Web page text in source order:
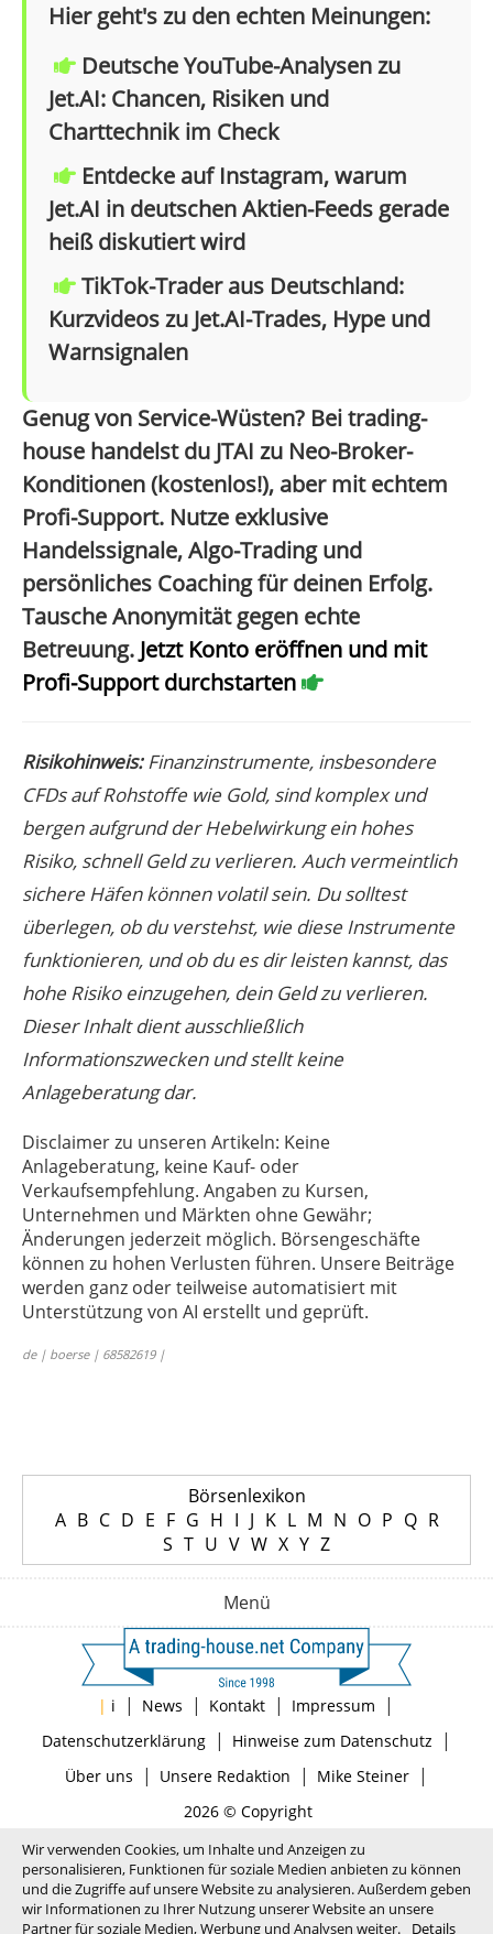
Hier geht's zu den echten Meinungen:
Deutsche YouTube-Analysen zu
Jet.AI: Chancen, Risiken und
Charttechnik im Check
Entdecke auf Instagram, warum
Jet.AI in deutschen Aktien-Feeds gerade
heiß diskutiert wird
TikTok-Trader aus Deutschland:
Kurzvideos zu Jet.AI-Trades, Hype und
Warnsignalen
Genug von Service-Wüsten? Bei trading-
house handelst du JTAI zu Neo-Broker-
Konditionen (kostenlos!), aber mit echtem
Profi-Support. Nutze exklusive
Handelssignale, Algo-Trading und
persönliches Coaching für deinen Erfolg.
Tausche Anonymität gegen echte
Betreuung. Jetzt Konto eröffnen und mit
Profi-Support durchstarten
Risikohinweis:Finanzinstrumente, insbesondere
CFDs auf Rohstoffe wie Gold, sind komplex und
bergen aufgrund der Hebelwirkung ein hohes
Risiko, schnell Geld zu verlieren. Auch vermeintlich
sichere Häfen können volatil sein. Du solltest
überlegen, ob du verstehst, wie diese Instrumente
funktionieren, und ob du es dir leisten kannst, das
hohe Risiko einzugehen, dein Geld zu verlieren.
Dieser Inhalt dient ausschließlich
Informationszwecken und stellt keine
Anlageberatung dar.
Disclaimer zu unseren Artikeln: Keine
Anlageberatung, keine Kauf- oder
Verkaufsempfehlung. Angaben zu Kursen,
Unternehmen und Märkten ohne Gewähr;
Änderungen jederzeit möglich. Börsengeschäfte
können zu hohen Verlusten führen. Unsere Beiträge
werden ganz oder teilweise automatisiert mit
Unterstützung von AI erstellt und geprüft.
de | boerse | 68582619 |
Börsenlexikon
A B C D E F G H I J K L M N O P Q R
S T U V W X Y Z
Menü
| i | News | Kontakt | Impressum |
Datenschutzerklärung| Hinweise zum Datenschutz |
Über uns | Unsere Redaktion | Mike Steiner|
2026 © Copyright
Wir verwenden Cookies, um Inhalte und Anzeigen zu
personalisieren, Funktionen für soziale Medien anbieten zu können
und die Zugriffe auf unsere Website zu analysieren. Außerdem geben
wir Informationen zu Ihrer Nutzung unserer Website an unsere
Partner für soziale Medien, Werbung und Analysen weiter.
Details